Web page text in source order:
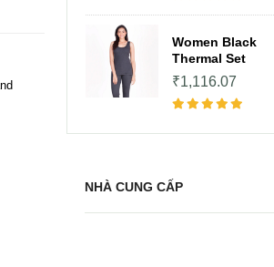
Women Black
Thermal Set
₹1,116.07
NHÀ CUNG CẤP